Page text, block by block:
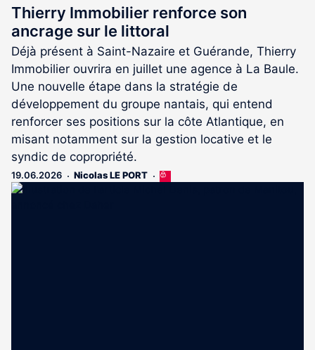
Thierry Immobilier renforce son
ancrage sur le littoral
Déjà présent à Saint-Nazaire et Guérande, Thierry
Immobilier ouvrira en juillet une agence à La Baule.
Une nouvelle étape dans la stratégie de
développement du groupe nantais, qui entend
renforcer ses positions sur la côte Atlantique, en
misant notamment sur la gestion locative et le
syndic de copropriété.
19.06.2026 Nicolas LE PORT
Cet